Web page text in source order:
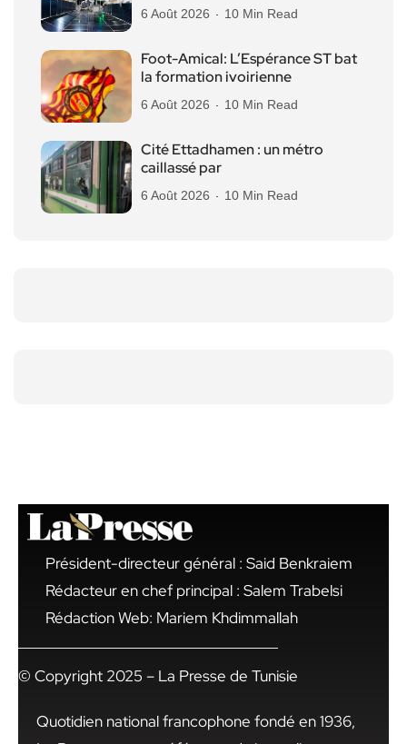
6 Août 2026 10 Min Read
Foot-Amical: L’Espérance ST bat
la formation ivoirienne
6 Août 2026 10 Min Read
Cité Ettadhamen : un métro
caillassé par
6 Août 2026 10 Min Read
Président-directeur général : Said Benkraiem
Rédacteur en chef principal : Salem Trabelsi
Rédaction Web: Mariem Khdimmallah
© Copyright 2025 – La Presse de Tunisie
Quotidien national francophone fondé en 1936,